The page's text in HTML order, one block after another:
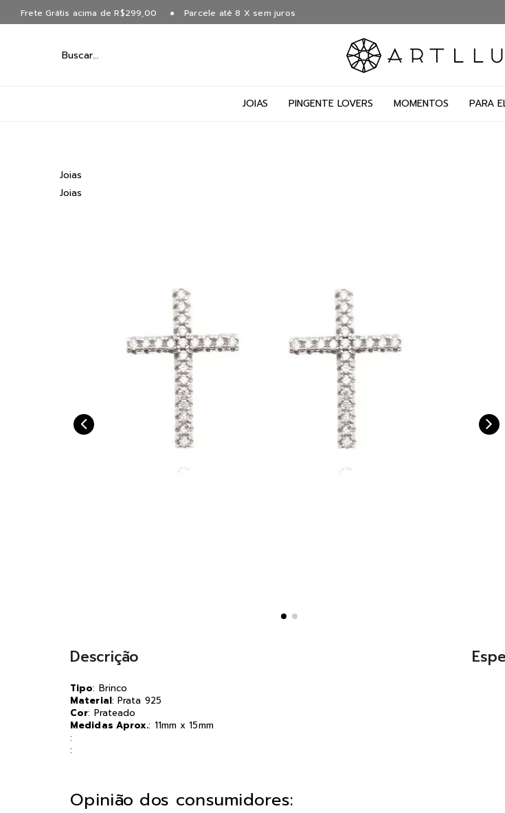
Frete Grátis acima de R$299,00 Parcele até 8 X sem juros
JOIAS PINGENTE LOVERS MOMENTOS PARA
Joias
Joias
Descrição
Tipo: Brinco
Material: Prata 925
Cor: Prateado
Medidas Aprox.: 11mm x 15mm
:
:
Opinião dos consumidores: